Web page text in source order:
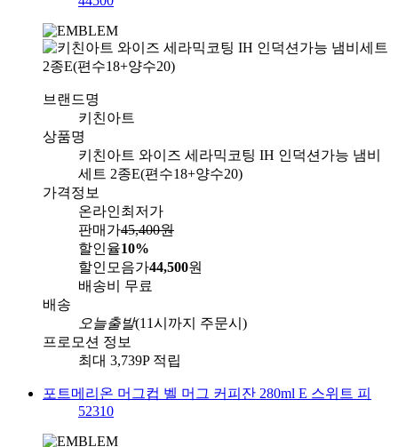
브랜드명
키친아트
상품명
키친아트 와이즈 세라믹코팅 IH 인덕션가능 냄비
세트 2종E(편수18+양수20)
가격정보
온라인최저가
판매가45,400원
할인율10%
할인모음가44,500원
배송비
무료
배송
오늘출발(11시까지 주문시)
프로모션 정보
최대 3,739P 적립
포트메리온 머그컵 벨 머그 커피잔 280ml E 스위트 피
52310